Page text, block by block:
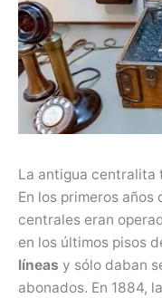
La antigua centralita
En los primeros
centrales eran
en los últimos pisos
líneas y sólo daban
abonados. En 1884,